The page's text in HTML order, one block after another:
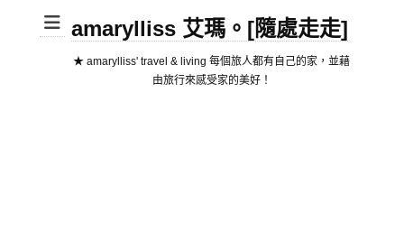
amarylliss 艾瑪。[隨處走走]
★ amarylliss' travel & living 每個旅人都有自己的家，並藉
由旅行來感受家的美好！